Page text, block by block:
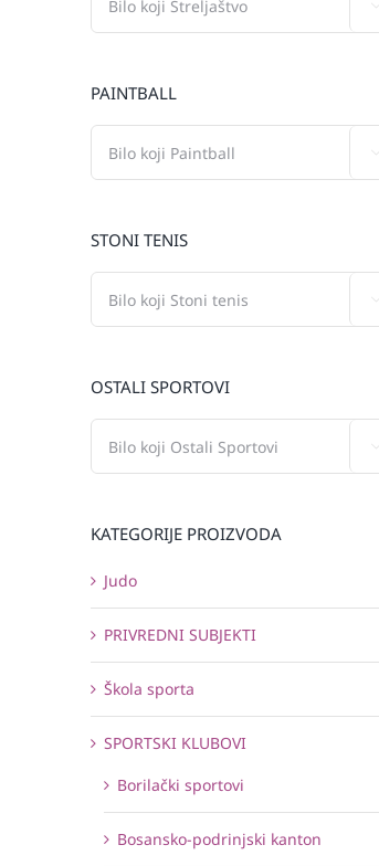
PAINTBALL
STONI TENIS
OSTALI SPORTOVI
KATEGORIJE PROIZVODA
Judo
PRIVREDNI SUBJEKTI
Škola sporta
SPORTSKI KLUBOVI
Borilački sportovi
Bosansko-podrinjski kanton